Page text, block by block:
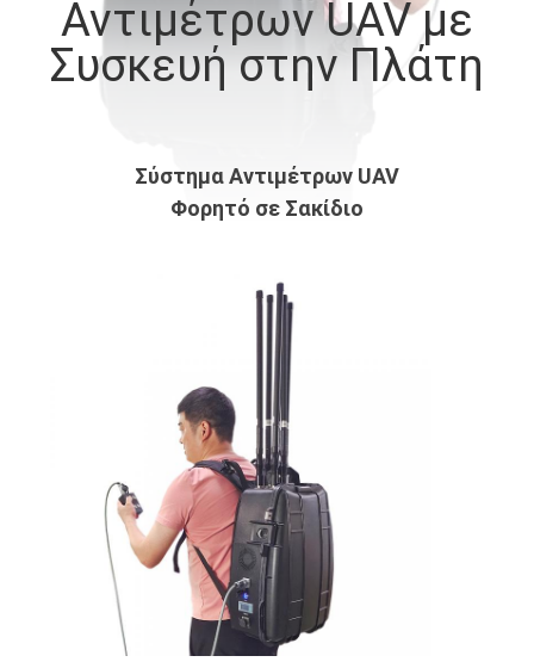
ΕΡΓΟΣΤΆΣΙΟ
ΠΟΙΟΤΙΚΌΣ
ΠΕΡΙΠΤΏΣΕΙΣ
ΖΗΤΉΣΤΕ
Αντιμέτρων UAV με
Συσκευή στην Πλάτη
Σύστημα Αντιμέτρων UAV
Φορητό σε Σακίδιο